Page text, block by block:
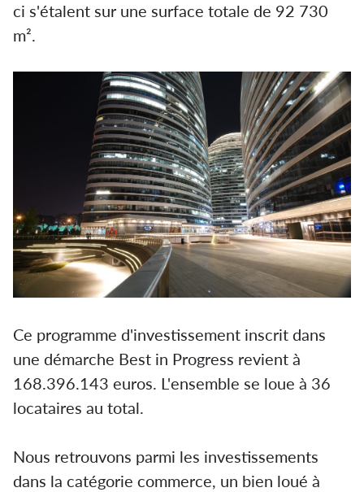
ci s'étalent sur une surface totale de 92 730
m².
Ce programme d'investissement inscrit dans
une démarche Best in Progress revient à
168.396.143 euros. L'ensemble se loue à 36
locataires au total.
Nous retrouvons parmi les investissements
dans la catégorie commerce, un bien loué à